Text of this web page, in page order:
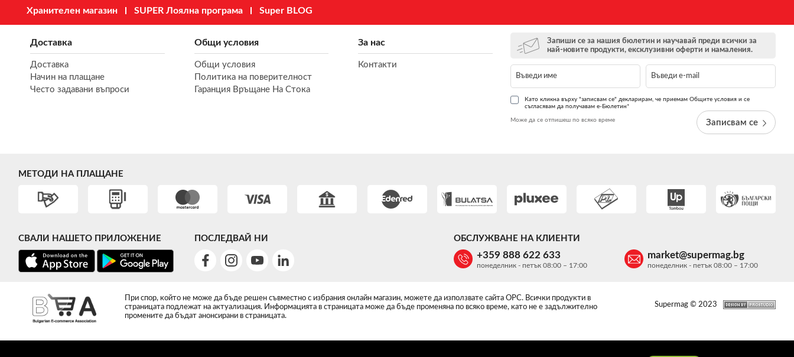
Хранителен магазин SUPER Лоялна програма Super BLOG
Доставка
Доставка
Начин на плащане
Често задавани въпроси
Общи условия
Общи условия
Политика на поверителност
Гаранция Връщане На Стока
За нас
Контакти
Запиши се за нашия бюлетин и научавай преди всички за
най-новите продукти, ексклузивни оферти и намаления.
Като кликна върху "записвам се" декларирам, че приемам Общите условия и се
съгласявам да получавам е-Бюлетин*
Може да се отпишеш по всяко време Записвам се
МЕТОДИ НА ПЛАЩАНЕ
СВАЛИ НАШЕТО ПРИЛОЖЕНИЕ ПОСЛЕДВАЙ НИ ОБСЛУЖВАНЕ НА КЛИЕНТИ
+359 888 622 633
понеделник - петък 08:00 – 17:00
market@supermag.bg
понеделник - петък 08:00 – 17:00
При спор, който не може да бъде решен съвместно с избрания онлайн магазин, можете да използвате сайта ОРС. Всички продукти в
страницата подлежат на актуализация. Информацията в страницата може да бъде променяна по всяко време, като не е задължително
промените да бъдат анонсирани в страницата.
Supermag © 2023